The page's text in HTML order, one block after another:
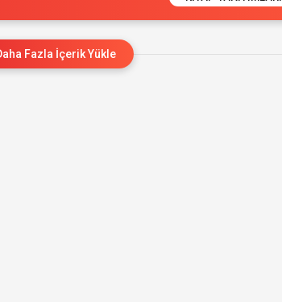
Fazla İçerik Yükle